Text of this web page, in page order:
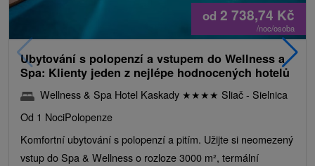
od 2 738,74 Kč
/noc/osoba
Ubytování s polopenzí a vstupem do Wellness a
Spa: Klienty jeden z nejlépe hodnocených hotelů
Wellness & Spa Hotel Kaskady ★★★★ Sliač - Sielnica
Od 1 NociPolopenze
Komfortní ubytování s polopenzí a pitím. Užijte si neomezený
vstup do Spa & Wellness o rozloze 3000 m², termální